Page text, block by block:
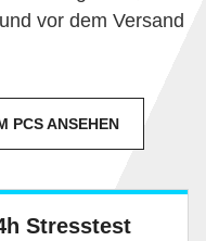
vor dem Versand
PCS ANSEHEN
Stresstest